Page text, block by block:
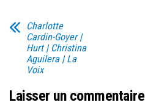
Charlotte
Cardin-Goyer |
Hurt | Christina
Aguilera | La
Voix
Laisser un commentaire